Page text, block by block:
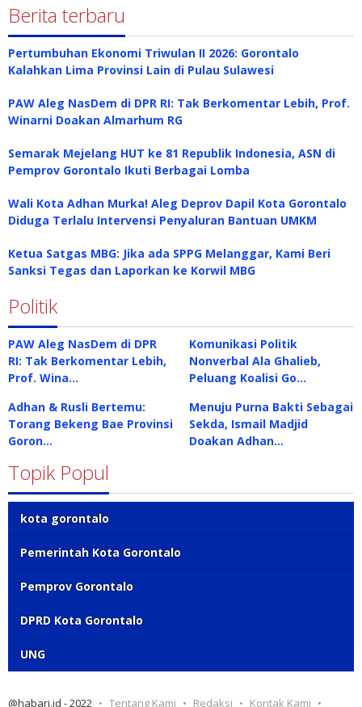
Berita terbaru
Pertumbuhan Ekonomi Triwulan II 2026: Gorontalo
Kalahkan Lima Provinsi Lain di Pulau Sulawesi
PAW Aleg NasDem di DPR RI: Tak Berkomentar Lebih, Prof.
Winarni Doakan Almarhum RG
Semarak Mejelang HUT ke 81 Republik Indonesia, ASN di
Pemprov Gorontalo Ikuti Berbagai Lomba
Wali Kota Adhan Murka! Aleg Deprov Dapil Kota Gorontalo
Diduga Terlalu Intervensi Penyaluran Bantuan UMKM
Ketua Satgas MBG: Jika ada SPPG Melanggar, Kami Beri
Sanksi Tegas dan Laporkan ke Korwil MBG
Politik
PAW Aleg NasDem di DPR
RI: Tak Berkomentar Lebih,
Prof. Wina…
Komunikasi Politik
Nonverbal Ala Ghalieb,
Peluang Koalisi Go…
Adhan & Rusli Bertemu:
Torang Bekeng Bae Provinsi
Goron…
Menuju Purna Bakti Sebagai
Sekda, Ismail Madjid
Doakan Adhan…
Topik Popul
kota gorontalo
Pemerintah Kota Gorontalo
Pemprov Gorontalo
DPRD Kota Gorontalo
UNG
@habari.id - 2022 Tentang Kami Redaksi Kontak Kami